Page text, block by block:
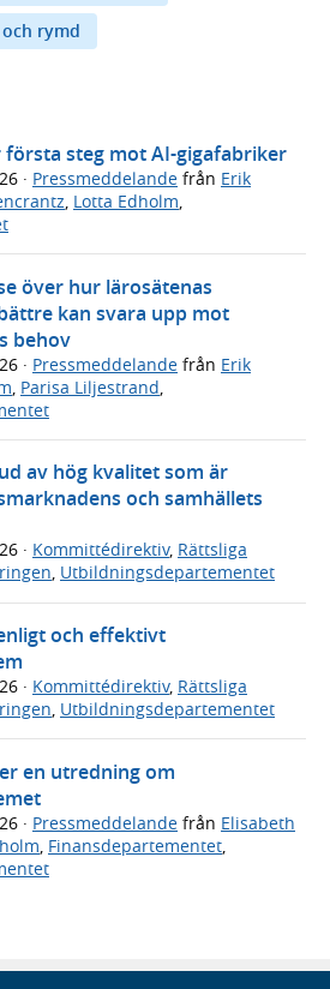
rymd
första steg mot AI-gigafabriker
· Pressmeddelande från Erik
, Lotta Edholm,
över hur lärosätenas
kan svara upp mot
behov
· Pressmeddelande från Erik
Parisa Liljestrand
av hög kvalitet som är
och samhällets
· Kommittédirektiv, Rättsliga
, Utbildningsdepartementet
och effektivt
· Kommittédirektiv, Rättsliga
, Utbildningsdepartementet
en utredning om
· Pressmeddelande från Elisabeth
Finansdepartementet